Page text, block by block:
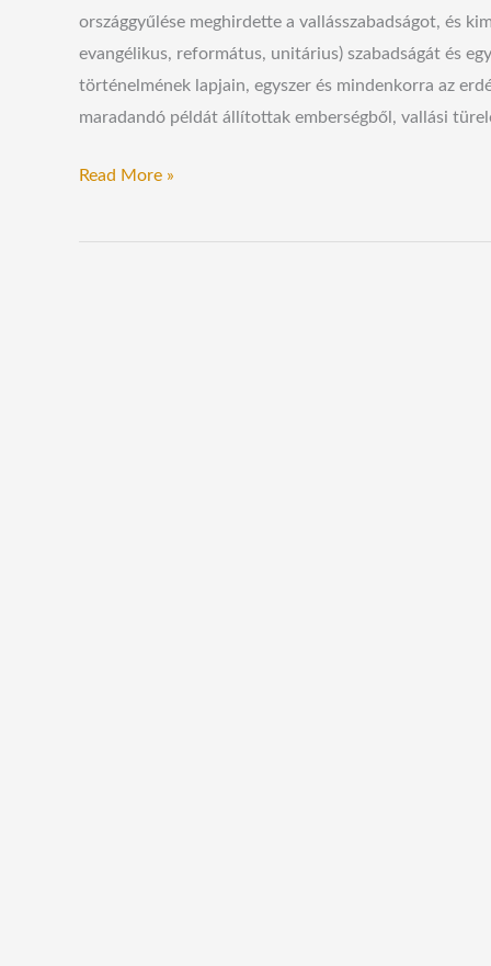
országgyűlése meghirdette a vallásszabadságot, és
evangélikus, református, unitárius) szabadságát és
történelmének lapjain, egyszer és mindenkorra az
maradandó példát állítottak emberségből, vallási
Read More »